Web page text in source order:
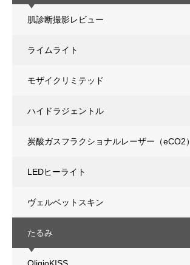
肌診断撮影レビュー
ライムライト
モザイクリミテッド
ハイドラジェントル
炭酸ガスフラクショナルレーザー（eCO2）
LEDヒーライト
ヴェルベットスキン
たるみ